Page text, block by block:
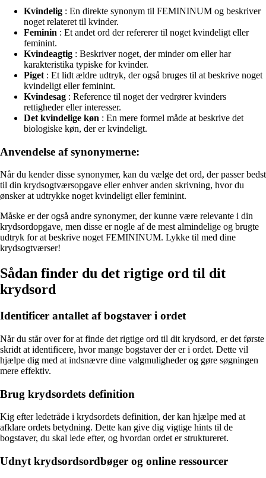
Kvindelig : En direkte synonym til FEMININUM og beskriver
noget relateret til kvinder.
Feminin : Et andet ord der refererer til noget kvindeligt eller
feminint.
Kvindeagtig : Beskriver noget, der minder om eller har
karakteristika typiske for kvinder.
Piget : Et lidt ældre udtryk, der også bruges til at beskrive noget
kvindeligt eller feminint.
Kvindesag : Reference til noget der vedrører kvinders
rettigheder eller interesser.
Det kvindelige køn : En mere formel måde at beskrive det
biologiske køn, der er kvindeligt.
Anvendelse af synonymerne:
Når du kender disse synonymer, kan du vælge det ord, der passer bedst
til din krydsogtværsopgave eller enhver anden skrivning, hvor du
ønsker at udtrykke noget kvindeligt eller feminint.
Måske er der også andre synonymer, der kunne være relevante i din
krydsordopgave, men disse er nogle af de mest almindelige og brugte
udtryk for at beskrive noget FEMININUM. Lykke til med dine
krydsogtværser!
Sådan finder du det rigtige ord til dit
krydsord
Identificer antallet af bogstaver i ordet
Når du står over for at finde det rigtige ord til dit krydsord, er det første
skridt at identificere, hvor mange bogstaver der er i ordet. Dette vil
hjælpe dig med at indsnævre dine valgmuligheder og gøre søgningen
mere effektiv.
Brug krydsordets definition
Kig efter ledetråde i krydsordets definition, der kan hjælpe med at
afklare ordets betydning. Dette kan give dig vigtige hints til de
bogstaver, du skal lede efter, og hvordan ordet er struktureret.
Udnyt krydsordsordbøger og online ressourcer